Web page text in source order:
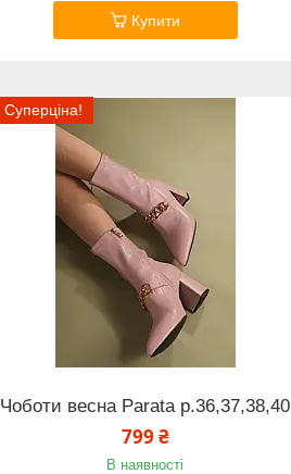
Купити
Суперціна!
Чоботи весна Parata р.36,37,38,40
799 ₴
В наявності